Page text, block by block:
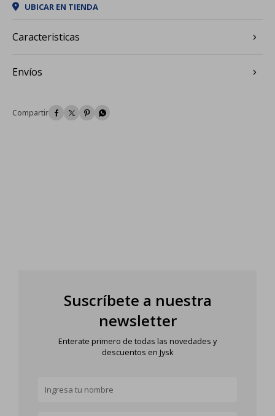
UBICAR EN TIENDA
Caracteristicas
Envíos
   
Suscríbete a nuestra
newsletter
Enterate primero de todas las novedades y
descuentos en Jysk